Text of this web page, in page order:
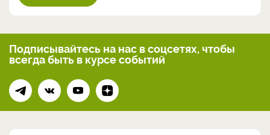
Подписывайтесь на нас в соцсетях, чтобы
всегдабыть в курсе событий